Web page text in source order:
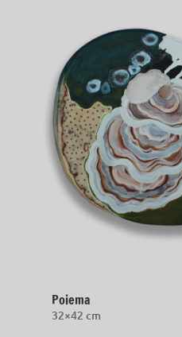
Poiema
32×42 cm